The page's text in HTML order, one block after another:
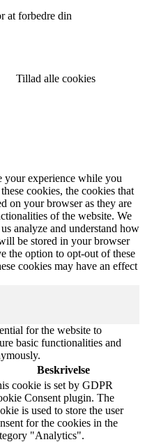
at forbedre din
Tillad alle cookies
your experience while you
cookies, the cookies that
on your browser as they are
of the website. We
analyze and understand how
be stored in your browser
the option to opt-out of these
cookies may have an effect
for the website to
basic functionalities and
Beskrivelse
cookie is set by GDPR
Consent plugin. The
is used to store the user
for the cookies in the
"Analytics".